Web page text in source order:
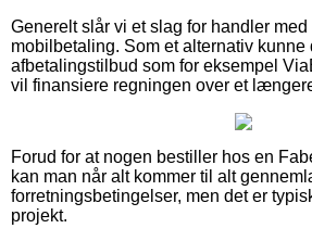
Generelt slår vi et slag for handler med
mobilbetaling. Som et alternativ kunne
afbetalingstilbud som for eksempel
vil finansiere regningen over et
Forud for at nogen bestiller hos en
kan man når alt kommer til alt
forretningsbetingelser, men det er
projekt.